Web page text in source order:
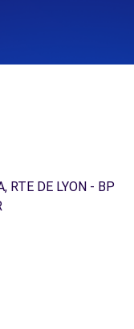
RTE DE LYON - BP